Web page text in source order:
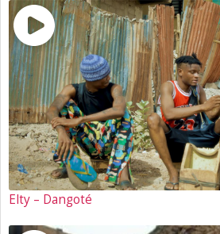
Elty – Dangoté